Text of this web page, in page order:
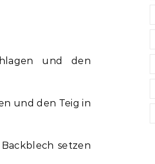
und den
und den Teig in
setzen